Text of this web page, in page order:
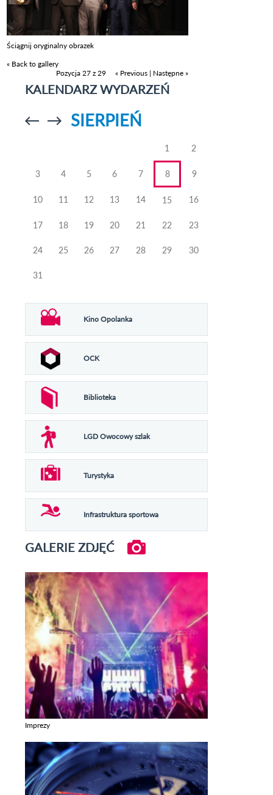
Ściągnij oryginalny obrazek
« Back to gallery
Pozycja 27 z 29
« Previous | Następne »
KALENDARZ WYDARZEŃ
Przejdź doPrzejdź do
SIERPIEŃ
1 2
3 4 5 6 7 8 9
10 11 12 13 14 15 16
17 18 19 20 21 22 23
24 25 26 27 28 29 30
31
Kino Opolanka
OCK
Biblioteka
LGD Owocowy szlak
Turystyka
Infrastruktura sportowa
GALERIE ZDJĘĆ
Imprezy